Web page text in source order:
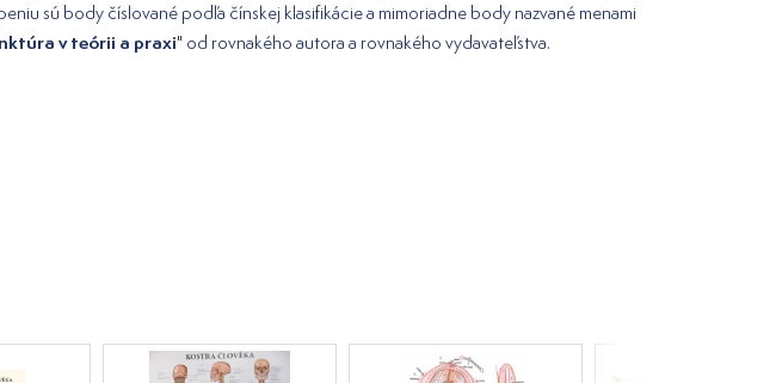
sú body číslované podľa čínskej klasifikácie a mimoriadne body nazvané menami
v teórii a praxi" od rovnakého autora a rovnakého vydavateľstva.